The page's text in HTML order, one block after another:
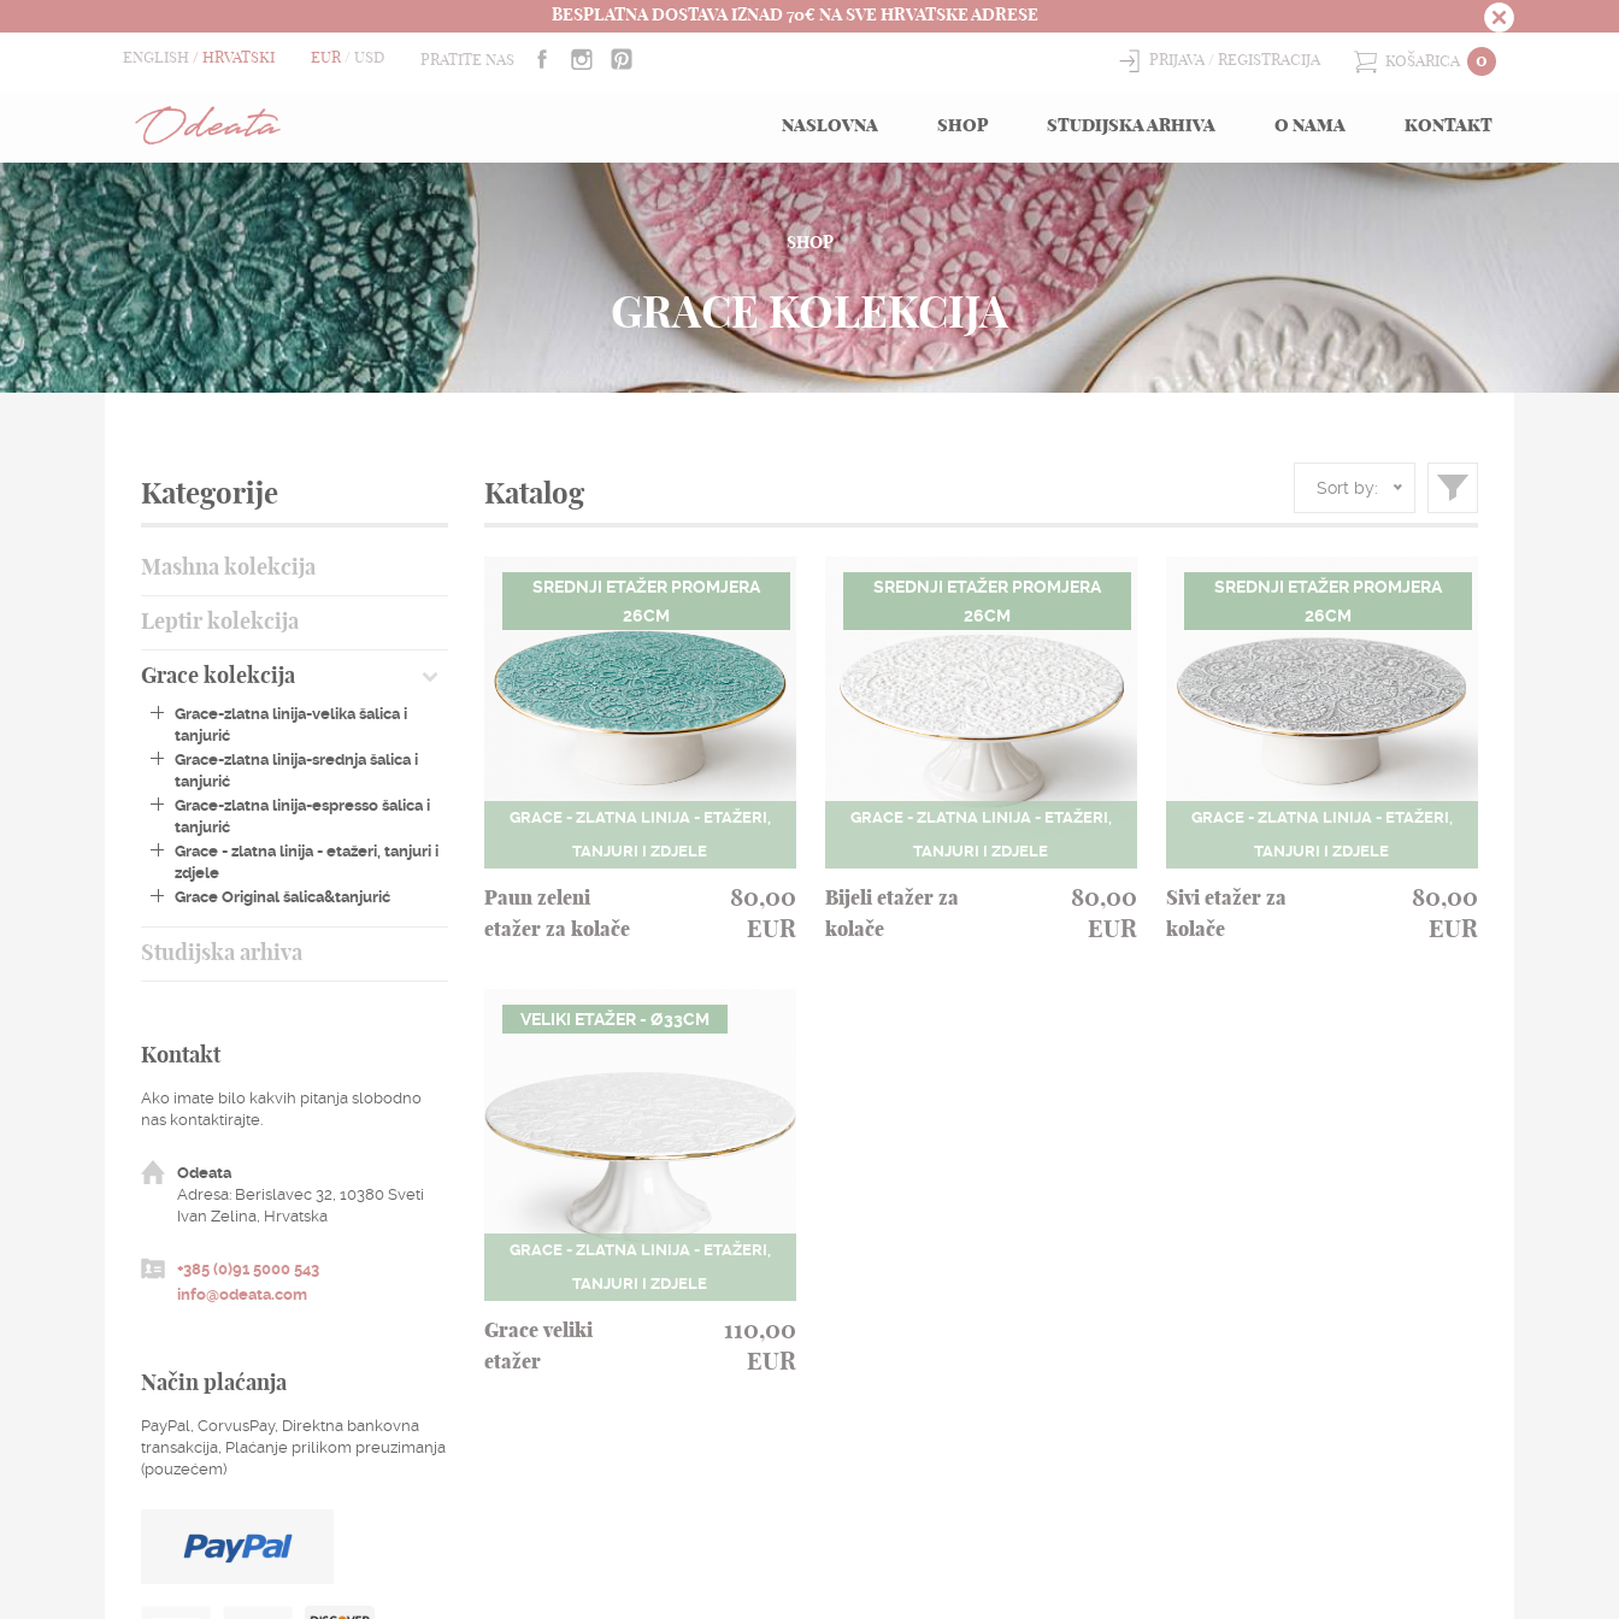
BESPLATNA DOSTAVA IZNAD 70€ NA SVE HRVATSKE ADRESE
ENGLISH HRVATSKI EUR USD PRATITE NAS KOŠARICA 0
PRIJAVA REGISTRACIJA
NASLOVNA SHOP STUDIJSKA ARHIVA O NAMA KONTAKT
SHOP
GRACE KOLEKCIJA
Katalog Sort by:
SREDNJI ETAŽER PROMJERA
26CM
GRACE - ZLATNA LINIJA - ETAŽERI,
TANJURI I ZDJELE
Paun zeleni
etažer za kolače
80,00
EUR
SREDNJI ETAŽER PROMJERA
26CM
GRACE - ZLATNA LINIJA - ETAŽERI,
TANJURI I ZDJELE
Bijeli etažer za
kolače
80,00
EUR
SREDNJI ETAŽER PROMJERA
26CM
GRACE - ZLATNA LINIJA - ETAŽERI,
TANJURI I ZDJELE
Sivi etažer za
kolače
80,00
EUR
VELIKI ETAŽER - Ø33CM
GRACE - ZLATNA LINIJA - ETAŽERI,
TANJURI I ZDJELE
Grace veliki
etažer
110,00
EUR
Kategorije
Mashna kolekcija
Leptir kolekcija
Grace kolekcija
Grace-zlatna linija-velika šalica i
tanjurić
Grace-zlatna linija-srednja šalica i
tanjurić
Grace-zlatna linija-espresso šalica i
tanjurić
Grace - zlatna linija - etažeri, tanjuri i
zdjele
Grace Original šalica&tanjurić
Studijska arhiva
Kontakt
Ako imate bilo kakvih pitanja slobodno
nas kontaktirajte.
Odeata
Adresa: Berislavec 32, 10380 Sveti
Ivan Zelina, Hrvatska
+385 (0)91 5000 543
info@odeata.com
Način plaćanja
PayPal, CorvusPay, Direktna bankovna
transakcija, Plaćanje prilikom preuzimanja
(pouzećem)